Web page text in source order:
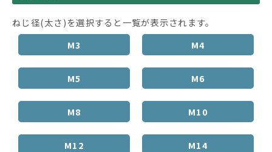
ねじ径(太さ)を選択すると一覧が表示されます。
M3
M4
M5 M6
M8 M10
M12 M14